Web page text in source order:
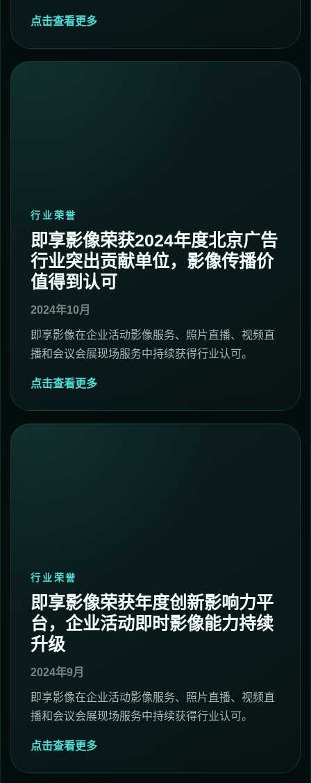
点击查看更多
行业荣誉
即享影像荣获2024年度北京广告
行业突出贡献单位，影像传播价
值得到认可
2024年10月
即享影像在企业活动影像服务、照片直播、视频直
播和会议会展现场服务中持续获得行业认可。
点击查看更多
行业荣誉
即享影像荣获年度创新影响力平
台，企业活动即时影像能力持续
升级
2024年9月
即享影像在企业活动影像服务、照片直播、视频直
播和会议会展现场服务中持续获得行业认可。
点击查看更多